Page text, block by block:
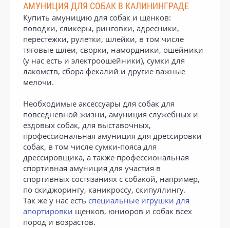
АМУНИЦИЯ ДЛЯ СОБАК В КАЛИНИНГРАДЕ
Купить амуницию для собак и щенков:
поводки, сликеры, ринговки, адресники,
перестежки, рулетки, шлейки, в том числе
тяговые шлеи, сворки, намордники, ошейники
(у нас есть и электроошейники), сумки для
лакомств, сбора фекалий и другие важные
мелочи.
Необходимые аксессуары для собак для
повседневной жизни, амуниция служебных и
ездовых собак, для выставочных,
профессиональная амуниция для дрессировки
собак, в том числе сумки-пояса для
дрессировщика, а также профессиональная
спортивная амуниция для участия в
спортивных состязаниях с собакой, например,
по скиджорингу, каникроссу, скипуллингу.
Так же у нас есть специальные игрушки для
апортировки щенков, юниоров и собак всех
пород и возрастов.